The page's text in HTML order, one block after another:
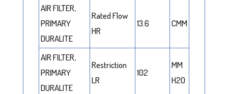
AIR FILTER,
PRIMARY
DURALITE
Rated Flow
HR
13.6 CMM
AIR FILTER,
PRIMARY
DURALITE
Restriction
LR
102
MM
H2O